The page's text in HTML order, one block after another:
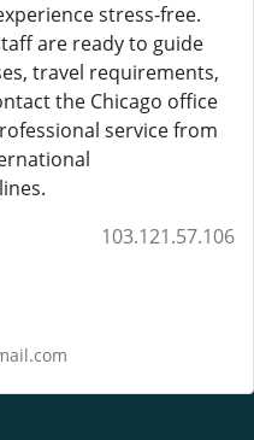
stress-free.
are ready to guide
travel requirements,
the Chicago office
service from
103.121.57.106